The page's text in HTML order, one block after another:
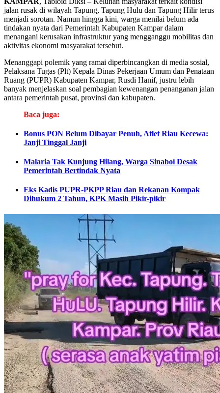
jalan rusak di wilayah Tapung, Tapung Hulu dan Tapung Hilir terus
menjadi sorotan. Namun hingga kini, warga menilai belum ada
tindakan nyata dari Pemerintah Kabupaten Kampar dalam
menangani kerusakan infrastruktur yang mengganggu mobilitas dan
aktivitas ekonomi masyarakat tersebut.
Menanggapi polemik yang ramai diperbincangkan di media sosial,
Pelaksana Tugas (Plt) Kepala Dinas Pekerjaan Umum dan Penataan
Ruang (PUPR) Kabupaten Kampar, Rusdi Hanif, justru lebih
banyak menjelaskan soal pembagian kewenangan penanganan jalan
antara pemerintah pusat, provinsi dan kabupaten.
Baca juga:
Bonus PON Belum Dibayar Penuh, Atlet Riau Kecewa:
Janji Tinggal Janji
Malaria Tak Kunjung Hilang, Warga Sinaboi Desak
Pemerintah Bertindak Nyata
Eks Kadis PUPR-PKPP Riau dan Rekanan Kompak
Dihukum 2 Tahun, KPK Masih Pikir-pikir